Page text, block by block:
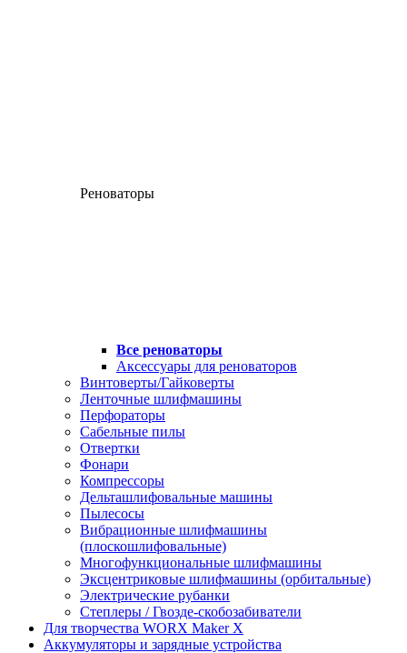
Реноваторы
Все реноваторы
Аксессуары для реноваторов
Винтоверты/Гайковерты
Ленточные шлифмашины
Перфораторы
Сабельные пилы
Отвертки
Фонари
Компрессоры
Дельташлифовальные машины
Пылесосы
Вибрационные шлифмашины
(плоскошлифовальные)
Многофункциональные шлифмашины
Эксцентриковые шлифмашины (орбитальные)
Электрические рубанки
Степлеры / Гвозде-скобозабиватели
Для творчества WORX Maker X
Аккумуляторы и зарядные устройства